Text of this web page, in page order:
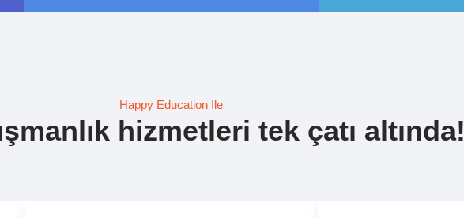
Happy Education Ile
hizmetleri tek çatı altında!